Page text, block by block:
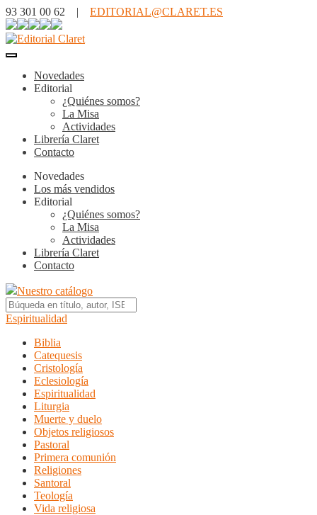
93 301 00 62 | EDITORIAL@CLARET.ES
Novedades
Editorial
¿Quiénes somos?
La Misa
Actividades
Librería Claret
Contacto
Novedades
Los más vendidos
Editorial
¿Quiénes somos?
La Misa
Actividades
Librería Claret
Contacto
Nuestro catálogo
Espiritualidad
Biblia
Catequesis
Cristología
Eclesiología
Espiritualidad
Liturgia
Muerte y duelo
Objetos religiosos
Pastoral
Primera comunión
Religiones
Santoral
Teología
Vida religiosa